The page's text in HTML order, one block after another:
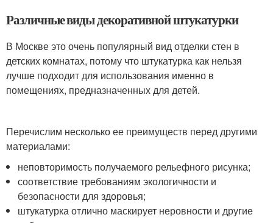
Различные виды декоративной штукатурки
В Москве это очень популярный вид отделки стен в
детских комнатах, потому что штукатурка как нельзя
лучше подходит для использования именно в
помещениях, предназначенных для детей.
Перечислим несколько ее преимуществ перед другими
материалами:
неповторимость получаемого рельефного рисунка;
соответствие требованиям экологичности и
безопасности для здоровья;
штукатурка отлично маскирует неровности и другие